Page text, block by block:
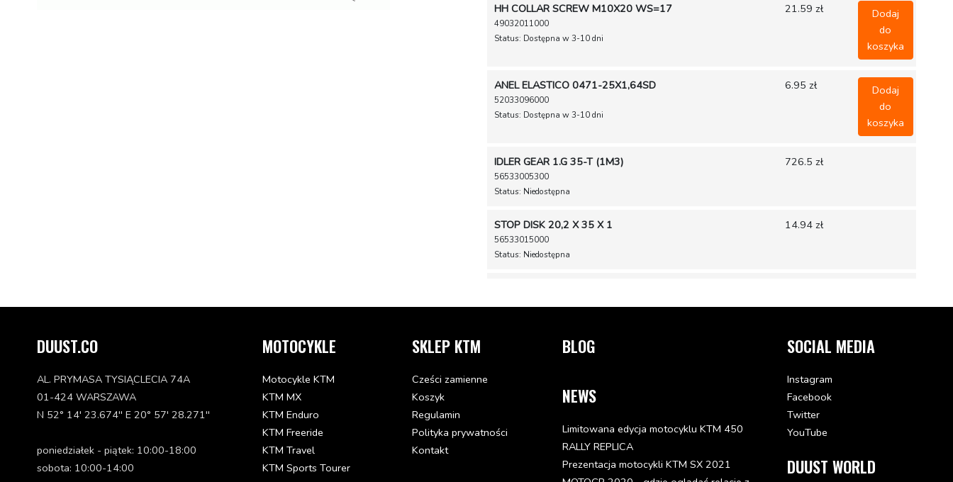
HH COLLAR SCREW M10X20 WS=17
49032011000
Status: Dostępna w 3-10 dni
21.59 zł
Dodaj
do
koszyka
ANEL ELASTICO 0471-25X1,64SD
52033096000
Status: Dostępna w 3-10 dni
6.95 zł
Dodaj
do
koszyka
IDLER GEAR 1.G 35-T (1M3)
56533005300
Status: Niedostępna
726.5 zł
STOP DISK 20,2 X 35 X 1
56533015000
Status: Niedostępna
14.94 zł
do
Status: Niedostępna
NEEDLE BEARING RNA 4902 KSE 68.39 zł
koszyka
DUUST.CO
AL. PRYMASA TYSIĄCLECIA 74A
01-424 WARSZAWA
N 52° 14' 23.674'' E 20° 57' 28.271''
poniedziałek - piątek: 10:00-18:00
sobota: 10:00-14:00
MOTOCYKLE
Motocykle KTM
KTM MX
KTM Enduro
KTM Freeride
KTM Travel
KTM Sports Tourer
SKLEP KTM
Cześci zamienne
Koszyk
Regulamin
Polityka prywatności
Kontakt
BLOG
NEWS
Limitowana edycja motocyklu KTM 450
RALLY REPLICA
Prezentacja motocykli KTM SX 2021
SOCIAL MEDIA
Instagram
Facebook
Twitter
YouTube
DUUST WORLD